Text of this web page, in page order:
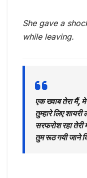
She gave a
while leaving.
एक ख्वाब तेरा मैं,
तुम्हारे लिए
सरफरोश रहा तेरी
तुम रूठ गयी जाने